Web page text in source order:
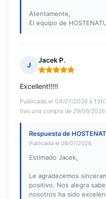
Atentamente,
El equipo de
J
Jacek P.
Nota: 5 de 5
Publicado el 04/07/2026 à
tras una compra de 29/06/2026
Excellent!!!!!
Respuesta de
Publicada el 08/07/2026
Estimado Jacek,
Le agradecemos
positivo. Nos alegra
nosotros ha sido